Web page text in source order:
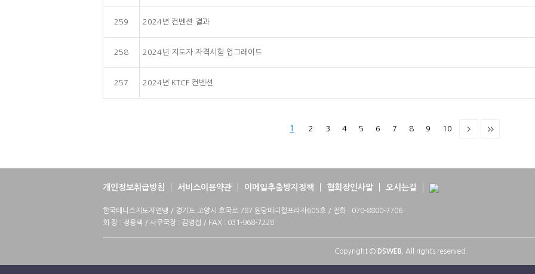
259 2024년 컨벤션 결과
258 2024년 지도자 자격시험 업그레이드
257 2024년 KTCF 컨벤션
1 2 3 4 5 6 7 8 9 10
개인정보취급방침 서비스이용약관 이메일추출방지정책 협회장인사말 오시는길
한국테니스지도자연맹 / 경기도 고양시 호국로 787 원당메디컬프라자605호 / 전화 : 070-8800-7706
회 장 : 정용택 / 사무국장 : 김영섭 / FAX : 031-968-7228
Copyright © DSWEB. All rights reserved.